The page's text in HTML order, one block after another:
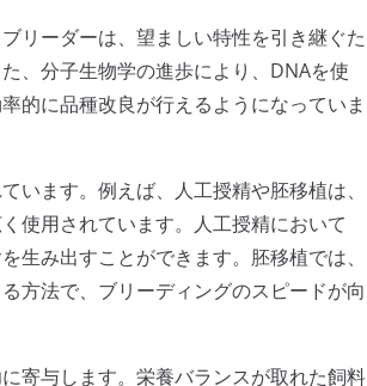
リーダーは、望ましい特性を引き継ぐた
、分子生物学の進歩により、DNAを使
的に品種改良が行えるようになっていま
います。例えば、人工授精や胚移植は、
使用されています。人工授精において
生み出すことができます。胚移植では、
方法で、ブリーディングのスピードが向
寄与します。栄養バランスが取れた飼料